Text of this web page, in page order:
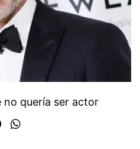
no quería ser actor